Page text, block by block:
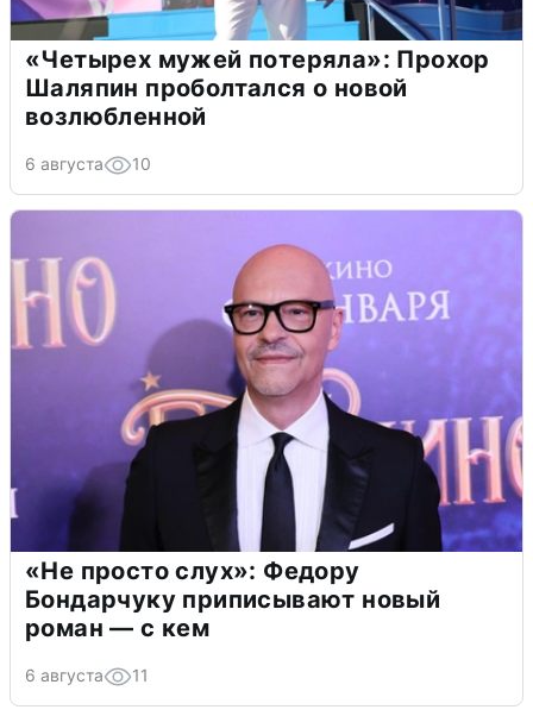
«Четырех мужей потеряла»: Прохор
Шаляпин проболтался о новой
возлюбленной
6 августа 10
«Не просто слух»: Федору
Бондарчуку приписывают новый
роман — с кем
6 августа 11